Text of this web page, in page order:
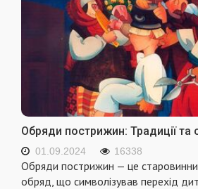
Обряди пострижин: Традиції та
01.09.2024 16338
Обряди пострижин — це
обряд, що символізував перехід